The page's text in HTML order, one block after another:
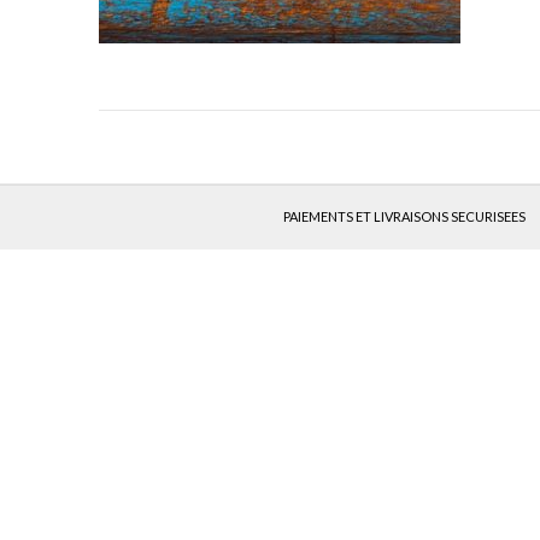
PAIEMENTS ET LIVRAISONS SECURISEES